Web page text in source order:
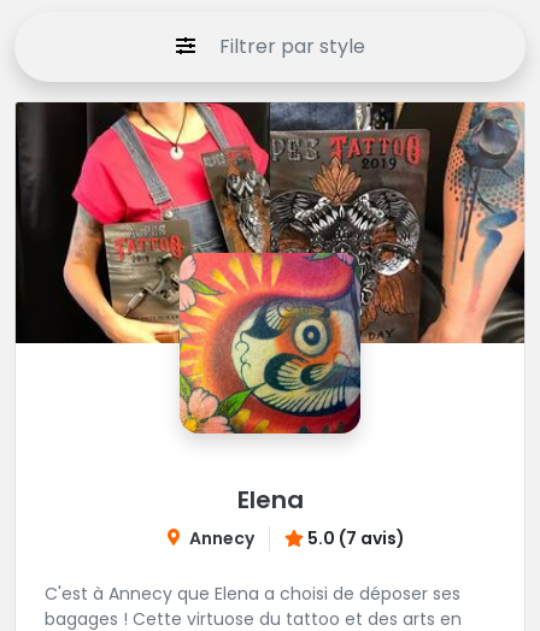
Filtrer par style
Elena
Annecy 5.0 (7 avis)
C'est à Annecy que Elena a choisi de déposer ses
bagages ! Cette virtuose du tattoo et des arts en